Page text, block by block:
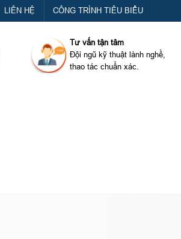
LIÊN HỆ CÔNG TRÌNH TIÊU BIỂU
Tư vấn tận tâm
Đội ngũ kỹ thuật lành nghề,
thao tác chuẩn xác.